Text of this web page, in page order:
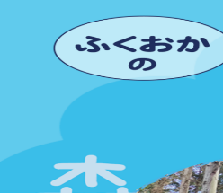
プライバシーポリシー
ニュースTOP
市の取組み
いきものガイド
いきものガイドTOP
注目のいきもの
いきもの図鑑
おでかけコース
イベント
いきもの調査隊
調査レポート